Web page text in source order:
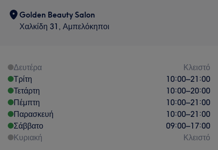
Golden Beauty Salon
Χαλκίδη 31, Αμπελόκηποι
Δευτέρα
Κλειστό
Τρίτη
10:00–21:00
Τετάρτη
10:00–20:00
Πέμπτη
10:00–21:00
Παρασκευή
10:00–21:00
Σάββατο
09:00–17:00
Κυριακή
Κλειστό